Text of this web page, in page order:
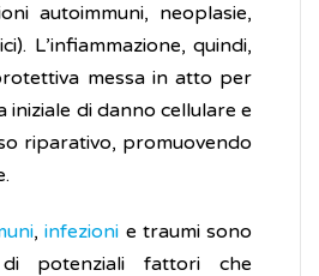
autoimmuni, neoplasie,
L’infiammazione, quindi,
messa in atto per
iniziale di danno cellulare e
riparativo, promuovendo
,infezioni e traumi sono
potenziali fattori che